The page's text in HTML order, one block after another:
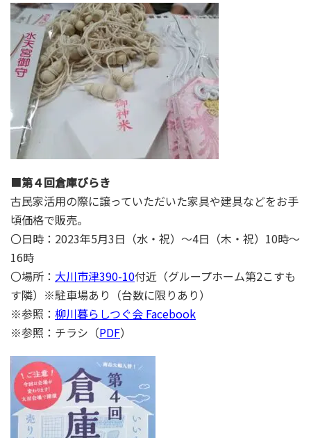
■第４回倉庫びらき
古民家活用の際に譲っていただいた家具や建具などをお手
頃価格で販売。
〇日時：2023年5月3日（水・祝）～4日（木・祝）10時～
16時
〇場所： 大川市津390-10付近（グループホーム第2こすも
す隣）※駐車場あり（台数に限りあり）
※参照： 柳川暮らしつぐ会 Facebook
※参照：チラシ（PDF）